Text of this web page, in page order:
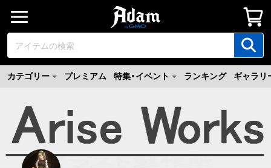
カテゴリー プレミアム 特集・イベント ランキング ギャラリ